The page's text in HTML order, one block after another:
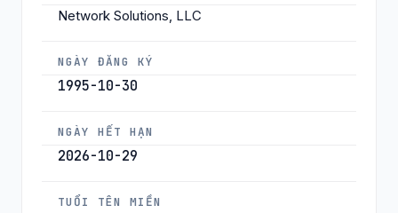
Network Solutions, LLC
NGÀY ĐĂNG KÝ
1995-10-30
NGÀY HẾT HẠN
2026-10-29
TUỔI TÊN MIỀN